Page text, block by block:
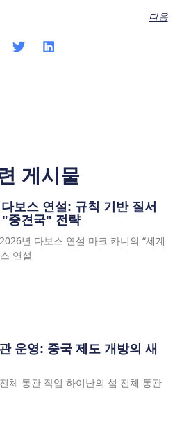
다음
게시물
보스 연설: 규칙 기반 질서
"중견국" 전략
년 다보스 연설 마크 카니의 “세계
연설
운영: 중국 제도 개방의 새
체 통관 작업 하이난의 섬 전체 통관